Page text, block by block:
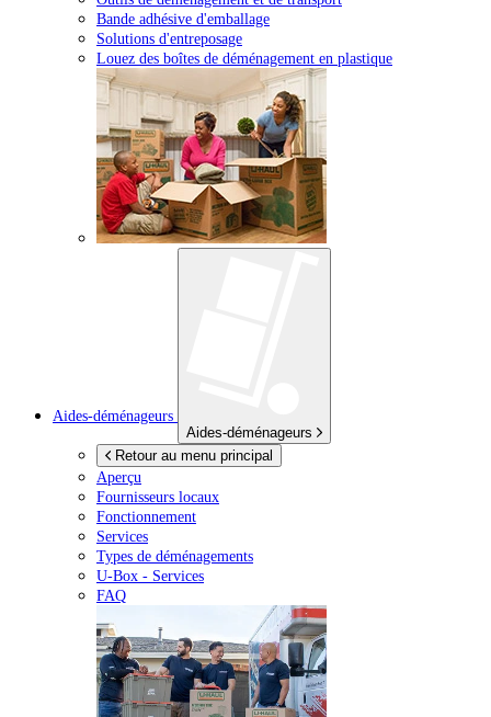
Bande adhésive d'emballage
Solutions d'entreposage
Louez des boîtes de déménagement en plastique
Aides-déménageurs
Aides-déménageurs
Retour au menu principal
Aperçu
Fournisseurs locaux
Fonctionnement
Services
Types de déménagements
U-Box - Services
FAQ